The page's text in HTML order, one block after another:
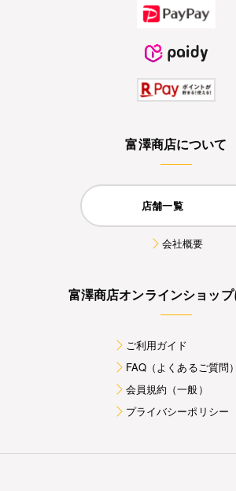
富澤商店について
店舗一覧
会社概要
富澤商店オンラインショッ
ご利用ガイド
FAQ（よくあるご質問）
会員規約（一般）
プライバシーポリシー